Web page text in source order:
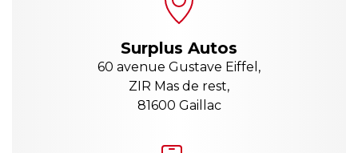
Surplus Autos
60 avenue Gustave Eiffel,
ZIR Mas de rest,
81600 Gaillac